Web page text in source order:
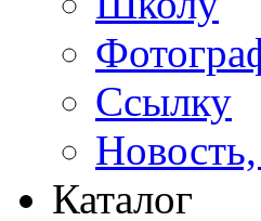
Ссылку
Каталог